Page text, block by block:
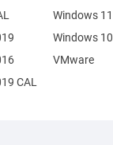
CAL
Windows 11
Windows 10
VMware